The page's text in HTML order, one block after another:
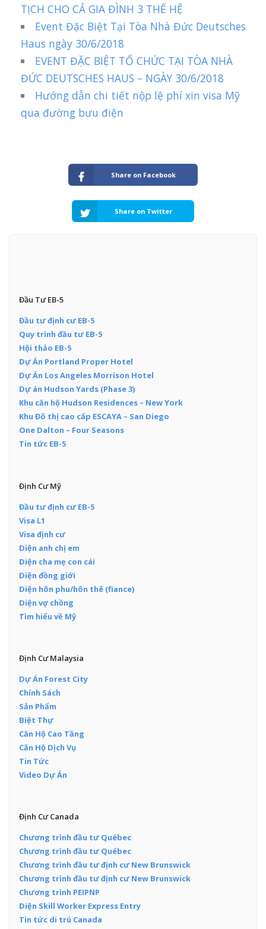
TỊCH CHO CẢ GIA ĐÌNH 3 THẾ HỆ
Event Đặc Biệt Tại Tòa Nhà Đức Deutsches
Haus ngày 30/6/2018
EVENT ĐẶC BIỆT TỔ CHỨC TẠI TÒA NHÀ
ĐỨC DEUTSCHES HAUS – NGÀY 30/6/2018
Hướng dẫn chi tiết nộp lệ phí xin visa Mỹ
qua đường bưu điện
Share on Facebook
Share on Twitter
Đầu Tư EB-5
Đầu tư định cư EB-5
Quy trình đầu tư EB-5
Hội thảo EB-5
Dự Án Portland Proper Hotel
Dự Án Los Angeles Morrison Hotel
Dự án Hudson Yards (Phase 3)
Khu căn hộ Hudson Residences – New York
Khu Đô thị cao cấp ESCAYA – San Diego
One Dalton – Four Seasons
Tin tức EB-5
Định Cư Mỹ
Đầu tư định cư EB-5
Visa L1
Visa định cư
Diện anh chị em
Diện cha mẹ con cái
Diện đồng giới
Diện hôn phu/hôn thê (fiance)
Diện vợ chồng
Tìm hiểu về Mỹ
Định Cư Malaysia
Dự Án Forest City
Chính Sách
Sản Phẩm
Biệt Thự
Căn Hộ Cao Tầng
Căn Hộ Dịch Vụ
Tin Tức
Video Dự Án
Định Cư Canada
Chương trình đầu tư Québec
Chương trình đầu tư Québec
Chương trình đầu tư định cư New Brunswick
Chương trình đầu tư định cư New Brunswick
Chương trình PEIPNP
Diện Skill Worker Express Entry
Tin tức di trú Canada